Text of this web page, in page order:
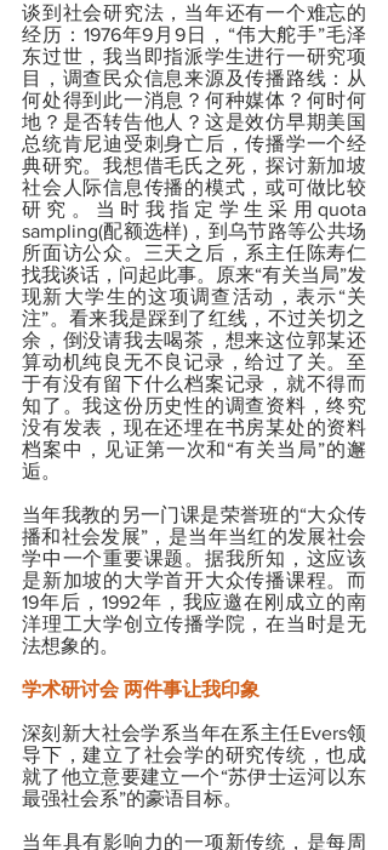
谈到社会研究法，当年还有一个难忘的
经历：1976年9月9日，“伟大舵手”毛泽
东过世，我当即指派学生进行一研究项
目，调查民众信息来源及传播路线：从
何处得到此一消息？何种媒体？何时何
地？是否转告他人？这是效仿早期美国
总统肯尼迪受刺身亡后，传播学一个经
典研究。我想借毛氏之死，探讨新加坡
社会人际信息传播的模式，或可做比较
研究。当时我指定学生采用quota
sampling(配额选样)，到乌节路等公共场
所面访公众。三天之后，系主任陈寿仁
找我谈话，问起此事。原来“有关当局”发
现新大学生的这项调查活动，表示“关
注”。看来我是踩到了红线，不过关切之
余，倒没请我去喝茶，想来这位郭某还
算动机纯良无不良记录，给过了关。至
于有没有留下什么档案记录，就不得而
知了。我这份历史性的调查资料，终究
没有发表，现在还埋在书房某处的资料
档案中，见证第一次和“有关当局”的邂
逅。
当年我教的另一门课是荣誉班的“大众传
播和社会发展”，是当年当红的发展社会
学中一个重要课题。据我所知，这应该
是新加坡的大学首开大众传播课程。而
19年后，1992年，我应邀在刚成立的南
洋理工大学创立传播学院，在当时是无
法想象的。
学术研讨会 两件事让我印象
深刻新大社会学系当年在系主任Evers领
导下，建立了社会学的研究传统，也成
就了他立意要建立一个“苏伊士运河以东
最强社会系”的豪语目标。
当年具有影响力的一项新传统，是每周